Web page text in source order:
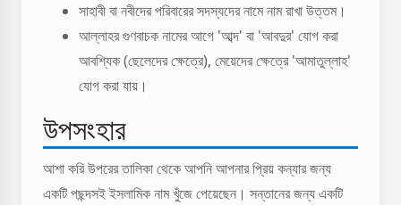
সাহাবী বা নবীদের পরিবারের সদস্যদের নামে নাম রাখা উত্তম।
আল্লাহর গুণবাচক নামের আগে 'আব্দ' বা 'আবদুর' যোগ করা
আবশ্যিক (ছেলেদের ক্ষেত্রে), মেয়েদের ক্ষেত্রে 'আমাতুল্লাহ'
যোগ করা যায়।
উপসংহার
আশা করি উপরের তালিকা থেকে আপনি আপনার প্রিয় কন্যার জন্য
একটি পছন্দসই ইসলামিক নাম খুঁজে পেয়েছেন। সন্তানের জন্য একটি